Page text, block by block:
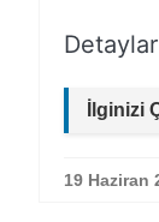
İlginizi
19 Haziran